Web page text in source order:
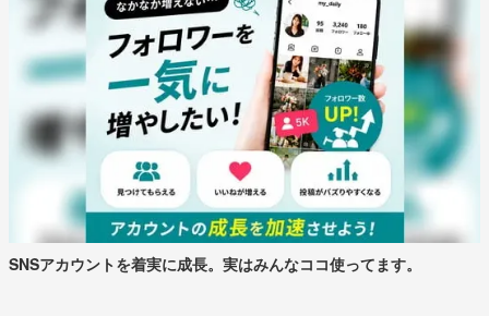
SNSアカウントを着実に成長。実はみんなココ使ってます。